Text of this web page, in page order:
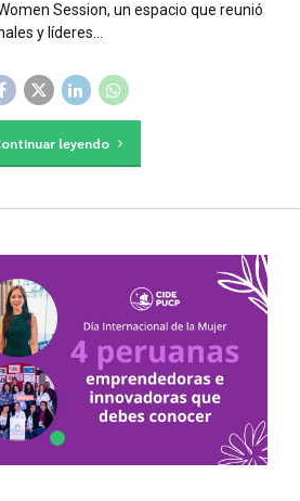
Session, un espacio que reunió
y líderes...
leyendo